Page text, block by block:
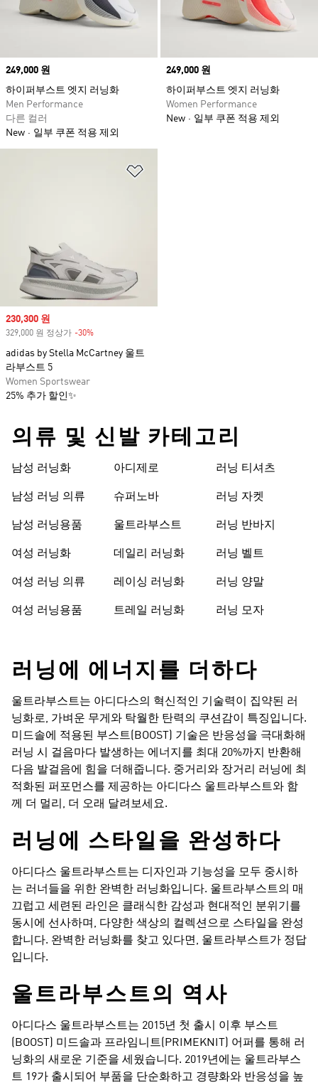
Price
249,000 원
하이퍼부스트 엣지 러닝화
Men Performance
다른 컬러
New
일부 쿠폰 적용 제외
Price
249,000 원
하이퍼부스트 엣지 러닝화
Women Performance
New
일부 쿠폰 적용 제외
Sale price
230,300 원
329,000 원 정상가 -30%
adidas by Stella McCartney 울트
라부스트 5
Women Sportswear
25% 추가 할인✨
의류 및 신발 카테고리
남성 러닝화
남성 러닝 의류
남성 러닝용품
여성 러닝화
여성 러닝 의류
여성 러닝용품
아디제로
슈퍼노바
울트라부스트
데일리 러닝화
레이싱 러닝화
트레일 러닝화
러닝 티셔츠
러닝 자켓
러닝 반바지
러닝 벨트
러닝 양말
러닝 모자
러닝에 에너지를 더하다​
울트라부스트는 아디다스의 혁신적인 기술력이 집약된 러
닝화로, 가벼운 무게와 탁월한 탄력의 쿠션감이 특징입니다.
미드솔에 적용된 부스트(BOOST) 기술은 반응성을 극대화해
러닝 시 걸음마다 발생하는 에너지를 최대 20%까지 반환해
다음 발걸음에 힘을 더해줍니다. 중거리와 장거리 러닝에 최
적화된 퍼포먼스를 제공하는 아디다스 울트라부스트와 함
께 더 멀리, 더 오래 달려보세요.
러닝에 스타일을 완성하다​
아디다스 울트라부스트는 디자인과 기능성을 모두 중시하
는 러너들을 위한 완벽한 러닝화입니다. 울트라부스트의 매
끄럽고 세련된 라인은 클래식한 감성과 현대적인 분위기를
동시에 선사하며, 다양한 색상의 컬렉션으로 스타일을 완성
합니다. 완벽한 러닝화를 찾고 있다면, 울트라부스트가 정답
입니다.
울트라부스트의 역사​
아디다스 울트라부스트는 2015년 첫 출시 이후 부스트
(BOOST) 미드솔과 프라임니트(PRIMEKNIT) 어퍼를 통해 러
닝화의 새로운 기준을 세웠습니다. 2019년에는 울트라부스
트 19가 출시되어 부품을 단순화하고 경량화와 반응성을 높